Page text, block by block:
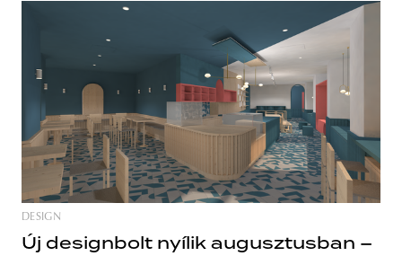
DESIGN
Új designbolt nyílik augusztusban –